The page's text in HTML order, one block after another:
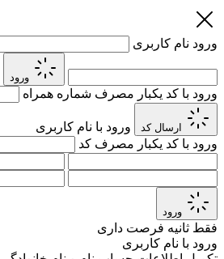
ورود نام کاربری
ورود
ورود با کد یکبار مصرف شماره همراه
ارسال کد
ورود با نام کاربری
ورود با کد یکبار مصرف کد
ورود
فقط ثانیه فرصت داری
ورود با نام کاربری